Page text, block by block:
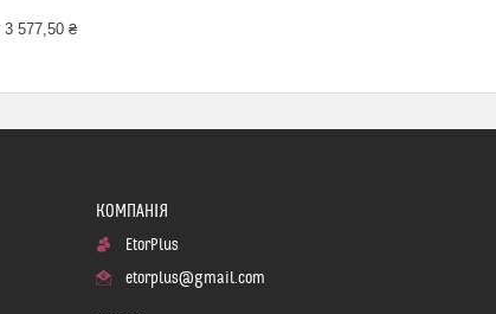
3 577,50 ₴
EtorPlus
etorplus@gmail.com